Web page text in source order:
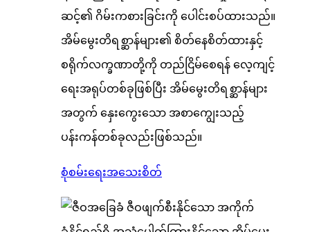
ဆင့်၏ ဂိမ်းကစားခြင်းကို ပေါင်းစပ်ထားသည်။
အိမ်မွေးတိရစ္ဆာန်များ၏ စိတ်နေစိတ်ထားနှင့်
စရိုက်လက္ခဏာတို့ကို တည်ငြိမ်စေရန် လေ့ကျင့်
ရေးအရုပ်တစ်ခုဖြစ်ပြီး အိမ်မွေးတိရစ္ဆာန်များ
အတွက် နှေးကွေးသော အစာကျွေးသည့်
ပန်းကန်တစ်ခုလည်းဖြစ်သည်။
စုံစမ်းရေးအသေးစိတ်